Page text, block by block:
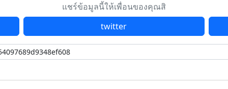
แชร์ข้อมูลนี้ให้เพื่อนของคุณสิ
twitter